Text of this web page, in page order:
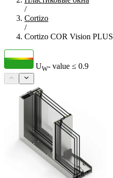
/
Cortizo
/
Cortizo COR Vision PLUS
UW- value ≤ 0.9